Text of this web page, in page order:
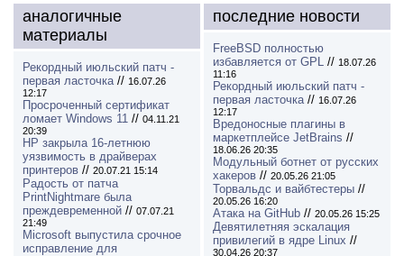
аналогичные
материалы
Рекордный июльский патч -
первая ласточка// 16.07.26
12:17
Просроченный сертификат
ломает Windows 11 // 04.11.21
20:39
HP закрыла 16-летнюю
уязвимость в драйверах
принтеров // 20.07.21 15:14
Радость от патча
PrintNightmare была
преждевременной // 07.07.21
21:49
Microsoft выпустила срочное
исправление для
последние новости
FreeBSD полностью
избавляется от GPL // 18.07.26
11:16
Рекордный июльский патч -
первая ласточка// 16.07.26
12:17
Вредоносные плагины в
маркетплейсе JetBrains //
18.06.26 20:35
Модульный ботнет от русских
хакеров // 20.05.26 21:05
Торвальдс и вайбтестеры //
20.05.26 16:20
Атака на GitHub // 20.05.26 15:25
Девятилетняя эскалация
привилегий в ядре Linux //
30.04.26 20:37